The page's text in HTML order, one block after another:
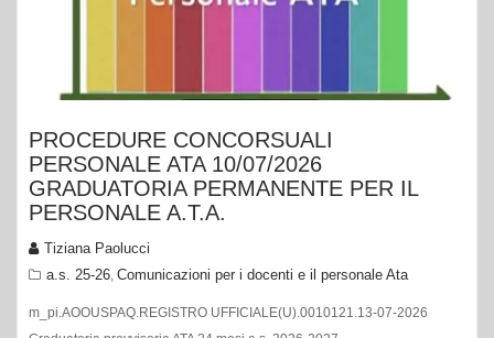
PROCEDURE CONCORSUALI
PERSONALE ATA 10/07/2026
GRADUATORIA PERMANENTE PER IL
PERSONALE A.T.A.
Tiziana Paolucci
a.s. 25-26, Comunicazioni per i docenti e il personale Ata
m_pi.AOOUSPAQ.REGISTRO UFFICIALE(U).0010121.13-07-2026